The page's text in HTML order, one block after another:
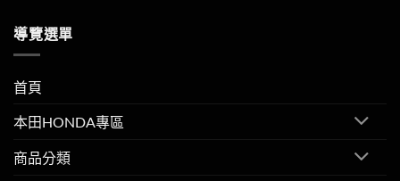
導覽選單
首頁
本田HONDA專區
商品分類